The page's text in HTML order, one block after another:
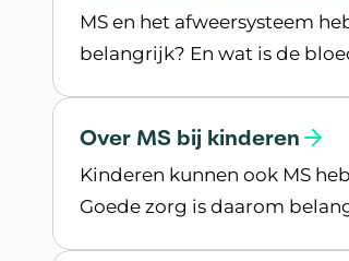
MS en het afweersysteem
belangrijk? En wat is de
Over MS bij kinderen
Kinderen kunnen ook MS
Goede zorg is daarom